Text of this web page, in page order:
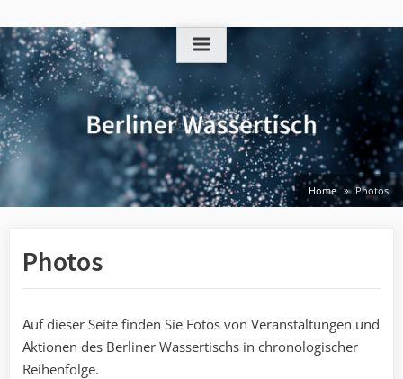
to
content
Home Photos
Photos
Auf dieser Seite finden Sie Fotos von Veranstaltungen und
Aktionen des Berliner Wassertischs in chronologischer
Reihenfolge.